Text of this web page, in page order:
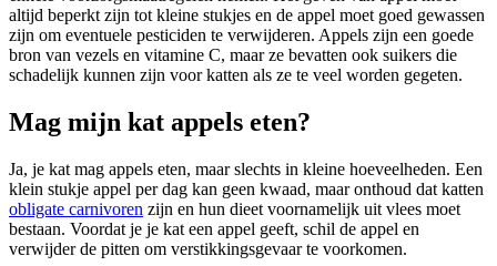
altijd beperkt zijn tot kleine stukjes en de appel moet goed gewassen
zijn om eventuele pesticiden te verwijderen. Appels zijn een goede
bron van vezels en vitamine C, maar ze bevatten ook suikers die
schadelijk kunnen zijn voor katten als ze te veel worden gegeten.
Mag mijn kat appels eten?
Ja, je kat mag appels eten, maar slechts in kleine hoeveelheden. Een
klein stukje appel per dag kan geen kwaad, maar onthoud dat katten
obligate carnivoren zijn en hun dieet voornamelijk uit vlees moet
bestaan. Voordat je je kat een appel geeft, schil de appel en
verwijder de pitten om verstikkingsgevaar te voorkomen.